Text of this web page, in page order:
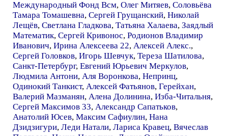
Международный Фонд Всм, Олег Митяев, Соловьёва
Тамара Томашевна, Сергей Грущанский, Николай
Лещёв, Светлана Гладкова, Татьяна Халаева, Заядлый
Математик, Сергей Кривонос, Родионов Владимир
Иванович, Ирина Алексеева 22, Алексей Алекс.,
Сергей Головков, Игорь Шевчук, Тереза Шатилова,
Санкт-Петербург, Евгений Юрьевич Меркулов,
Людмила Антони, Аля Воронкова, Непринц,
Одинокий Танкист, Алексей Фатьянов, Герейхан,
Валерий Мазманян, Алена Долинина, Изба-Читальня,
Сергей Максимов 33, Александр Сапатьков,
Анатолий Юсев, Максим Сафиулин, Нана
Дзидзигури, Леди Натали, Лариса Кравец, Вячеслав